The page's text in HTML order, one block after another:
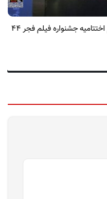
جشنواره فیلم فجر ۴۴